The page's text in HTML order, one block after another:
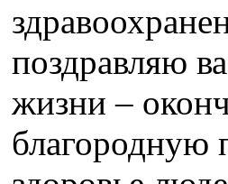
поздравляю
жизни –
благородную